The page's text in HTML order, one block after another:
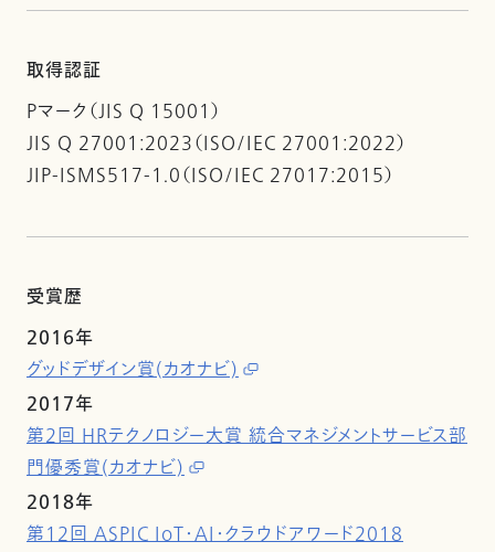
取得認証
Pマーク（JIS Q 15001）
JIS Q 27001:2023（ISO/IEC 27001:2022）
JIP-ISMS517-1.0（ISO/IEC 27017:2015）
受賞歴
2016年
グッドデザイン賞(カオナビ)
2017年
第2回 HRテクノロジー大賞 統合マネジメントサービス部
門優秀賞(カオナビ)
2018年
第12回 ASPIC IoT・AI・クラウドアワード2018